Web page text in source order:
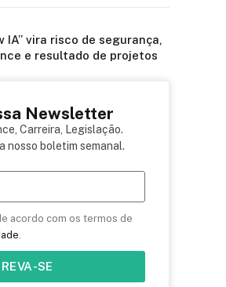
IA” vira risco de segurança,
e resultado de projetos
Newsletter
Carreira, Legislação.
nosso boletim semanal.
acordo com os termos de
SE